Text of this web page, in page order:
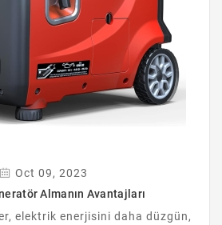
Oct 09, 2023
Almanın Avantajları
elektrik enerjisini daha düzgün,